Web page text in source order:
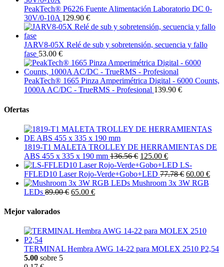
PeakTech® P6226 Fuente Alimentación Laboratorio DC 0-
30V/0-10A 129.90 €
JARV8-05X Relé de sub y sobretensión, secuencia y fallo
fase 53.00 €
PeakTech® 1665 Pinza Amperimétrica Digital - 6000 Counts,
1000A AC/DC - TrueRMS - Profesional 139.90 €
Ofertas
1819-T1 MALETA TROLLEY DE HERRAMIENTAS DE
ABS 455 x 335 x 190 mm 136.56 € 125.00 €
LS-
FFLED10 Laser Rojo-Verde+Gobo+LED 77.78 € 60.00 €
Mushroom 3x 3W RGB
LEDs 89.00 € 65.00 €
Mejor valorados
TERMINAL Hembra AWG 14-22 para MOLEX 2510 P2,54
5.00 sobre 5